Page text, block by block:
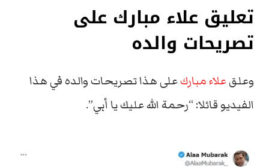
تعليق علاء مبارك على
تصريحات والده
وعلقعلاء مباركعلى هذا تصريحات والده في هذا
الفيديو قائلا: “رحمة الله عليك يا أبي”.